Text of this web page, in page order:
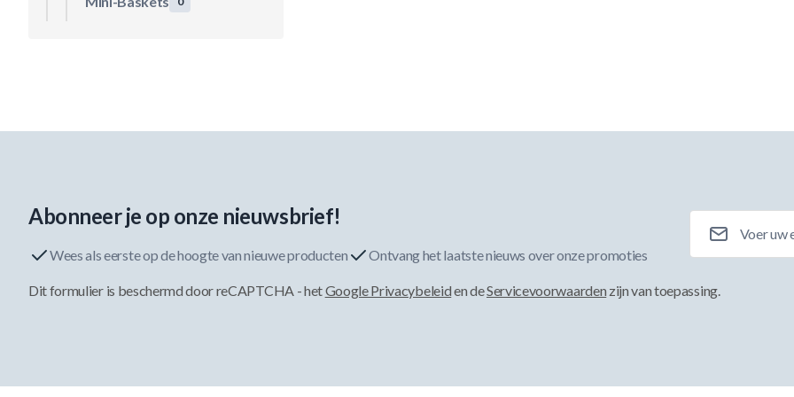
Abonneer je op onze nieuwsbrief!
Wees als eerste op de hoogte van nieuwe producten Ontvang het laatste nieuws over onze promoties
Dit formulier is beschermd door reCAPTCHA - hetGoogle Privacybeleiden deServicevoorwaarden zijn van toepassing.